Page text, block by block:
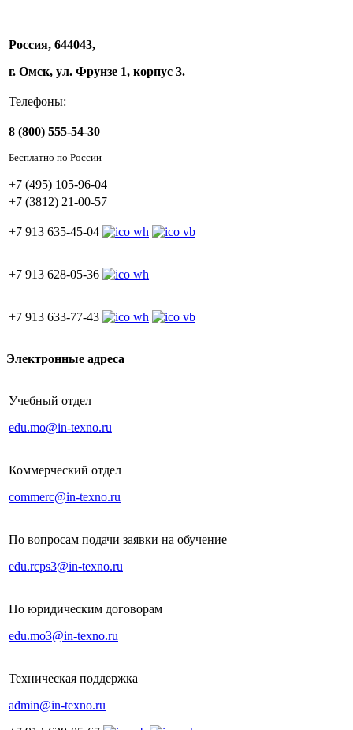
Россия, 644043,
г. Омск, ул. Фрунзе 1, корпус 3.
Телефоны:
8 (800) 555-54-30
Бесплатно по России
+7 (495) 105-96-04
+7 (3812) 21-00-57
+7 913 635-45-04
+7 913 628-05-36
+7 913 633-77-43
Электронные адреса
Учебный отдел
edu.mo@in-texno.ru
Коммерческий отдел
commerc@in-texno.ru
По вопросам подачи заявки на обучение
edu.rcps3@in-texno.ru
По юридическим договорам
edu.mo3@in-texno.ru
Техническая поддержка
admin@in-texno.ru